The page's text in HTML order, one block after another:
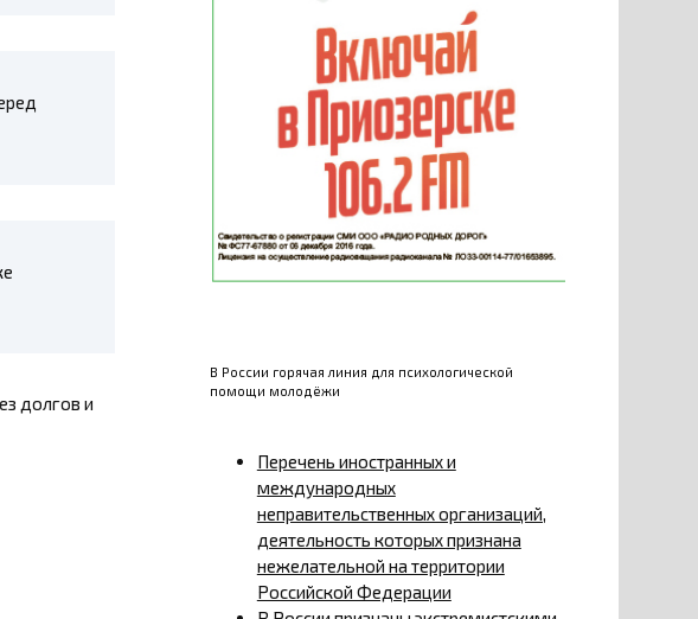
долгов и
В России горячая линия для психологической
помощи молодёжи
Перечень иностранных и
международных
неправительственных организаций,
деятельность которых признана
нежелательной на территории
Российской Федерации